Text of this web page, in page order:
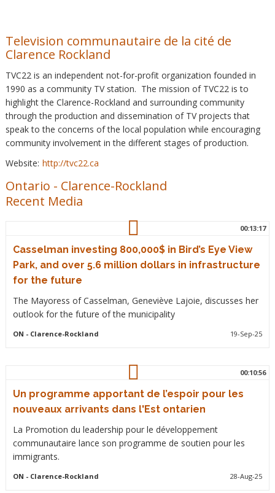
Television communautaire de la cité de
Clarence Rockland
TVC22 is an independent not-for-profit organization founded in
1990 as a community TV station. The mission of TVC22 is to
highlight the Clarence-Rockland and surrounding community
through the production and dissemination of TV projects that
speak to the concerns of the local population while encouraging
community involvement in the different stages of production.
Website: http://tvc22.ca
Ontario - Clarence-Rockland
Recent Media
00:13:17
Casselman investing 800,000$ in Bird’s Eye View
Park, and over 5.6 million dollars in infrastructure
for the future
The Mayoress of Casselman, Geneviève Lajoie, discusses her
outlook for the future of the municipality
ON - Clarence-Rockland 19-Sep-25
00:10:56
Un programme apportant de l’espoir pour les
nouveaux arrivants dans l'Est ontarien
La Promotion du leadership pour le développement
communautaire lance son programme de soutien pour les
immigrants.
ON - Clarence-Rockland 28-Aug-25